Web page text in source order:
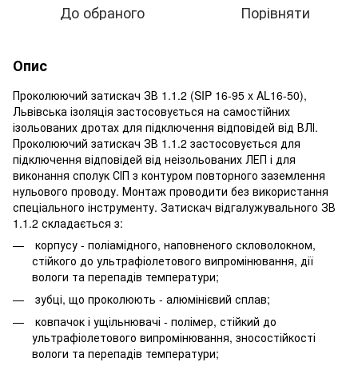
До обраного Порівняти
Опис
Проколюючий затискач ЗВ 1.1.2 (SIP 16-95 x AL16-50),
Львівська ізоляція застосовується на самостійних
ізольованих дротах для підключення відповідей від ВЛІ.
Проколюючий затискач ЗВ 1.1.2 застосовується для
підключення відповідей від неізольованих ЛЕП і для
виконання сполук СІП з контуром повторного заземлення
нульового проводу. Монтаж проводити без використання
спеціального інструменту. Затискач відгалужувального ЗВ
1.1.2 складається з:
корпусу - поліамідного, наповненого скловолокном,
стійкого до ультрафіолетового випромінювання, дії
вологи та перепадів температури;
зубці, що проколюють - алюмінієвий сплав;
ковпачок і ущільнювачі - полімер, стійкий до
ультрафіолетового випромінювання, зносостійкості
вологи та перепадів температури;